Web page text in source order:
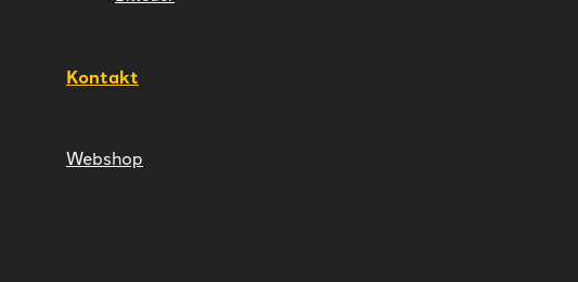
Kontakt
Webshop